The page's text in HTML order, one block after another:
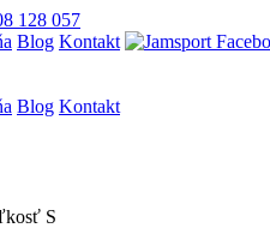
128 057
Blog Kontakt
Blog Kontakt
S